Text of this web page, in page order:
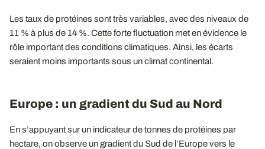
Les taux de protéines sont très variables, avec des niveaux de
11 % à plus de 14 %. Cette forte fluctuation met en évidence le
rôle important des conditions climatiques. Ainsi, les écarts
seraient moins importants sous un climat continental.
Europe : un gradient du Sud au Nord
En s’appuyant sur un indicateur de tonnes de protéines par
hectare, on observe un gradient du Sud de l’Europe vers le